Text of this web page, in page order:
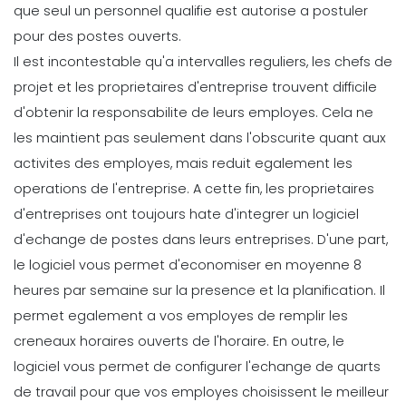
que seul un personnel qualifie est autorise a postuler
pour des postes ouverts.
Il est incontestable qu'a intervalles reguliers, les chefs de
projet et les proprietaires d'entreprise trouvent difficile
d'obtenir la responsabilite de leurs employes. Cela ne
les maintient pas seulement dans l'obscurite quant aux
activites des employes, mais reduit egalement les
operations de l'entreprise. A cette fin, les proprietaires
d'entreprises ont toujours hate d'integrer un logiciel
d'echange de postes dans leurs entreprises. D'une part,
le logiciel vous permet d'economiser en moyenne 8
heures par semaine sur la presence et la planification. Il
permet egalement a vos employes de remplir les
creneaux horaires ouverts de l'horaire. En outre, le
logiciel vous permet de configurer l'echange de quarts
de travail pour que vos employes choisissent le meilleur